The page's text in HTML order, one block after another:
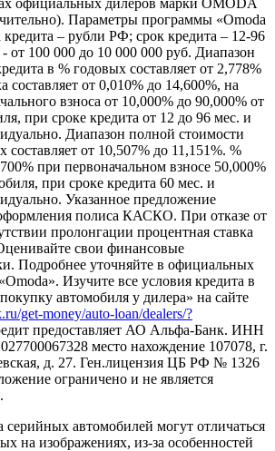
Параметры программы «Omoda
– рубли РФ; срок кредита – 12-96
от 100 000 до 10 000 000 руб. Диапазон
в % годовых составляет от 2,778%
составляет от 0,010% до 14,600%, на
взноса от 10,000% до 90,000% от
при сроке кредита от 12 до 96 мес. и
Диапазон полной стоимости
составляет от 10,507% до 11,151%. %
при первоначальном взносе 50,000%
при сроке кредита 60 мес. и
Указанное предложение
оформления полиса КАСКО. При отказе от
пролонгации процентная ставка
свои финансовые
Подробнее уточняйте в официальных
Изучите все условия кредита в
автомобиля у дилера» на сайте
get-money/auto-loan/dealers/?
предоставляет АО Альфа-Банк. ИНН
место нахождение 107078, г.
д. 27. Ген.лицензия ЦБ РФ № 1326
ограничено и не является
серийных автомобилей могут отличаться
на изображениях, из-за особенностей